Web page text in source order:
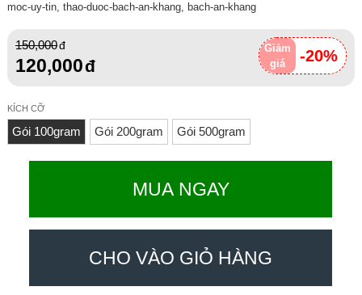
moc-uy-tin, thao-duoc-bach-an-khang, bach-an-khang
Giảm
giá
-20%
150,000
120,000
KÍCH CỠ
Gói 100gram Gói 200gram Gói 500gram
MUA NGAY
CHO VÀO GIỎ HÀNG